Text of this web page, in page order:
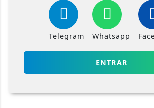
Telegram Whatsapp
ENTRAR